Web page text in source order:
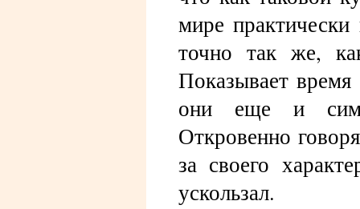
мире
точно так же,
Показывает
они еще и
Откровенно
за своего
ускользал.